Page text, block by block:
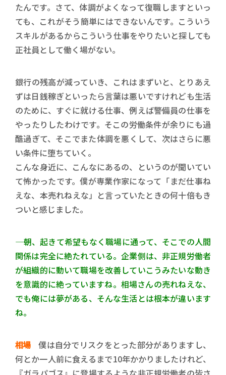
たんです。さて、体調がよくなって復職しますといっ
ても、これがそう簡単にはできないんです。こういう
スキルがあるからこういう仕事をやりたいと探しても
正社員として働く場がない。
銀行の残高が減っていき、これはまずいと、とりあえ
ずは日銭稼ぎといったら言葉は悪いですけれども生活
のために、すぐに就ける仕事、例えば警備員の仕事を
やったりしたわけです。そこの労働条件が余りにも過
酷過ぎて、そこでまた体調を悪くして、次はさらに悪
い条件に堕ちていく。
こんな身近に、こんなにあるの、というのが聞いてい
て怖かったです。僕が専業作家になって「まだ仕事ね
えな、本売れねえな」と言っていたときの何十倍もき
ついと感じました。
―― 朝、起きて希望もなく職場に通って、そこでの人間
関係は完全に絶たれている。企業側は、非正規労働者
が組織的に動いて職場を改善していこうみたいな動き
を意識的に絶っていますね。相場さんの売れねえな、
でも俺には夢がある、そんな生活とは根本が違います
ね。
相場僕は自分でリスクをとった部分がありますし、
何とか一人前に食えるまで10年かかりましたけれど、